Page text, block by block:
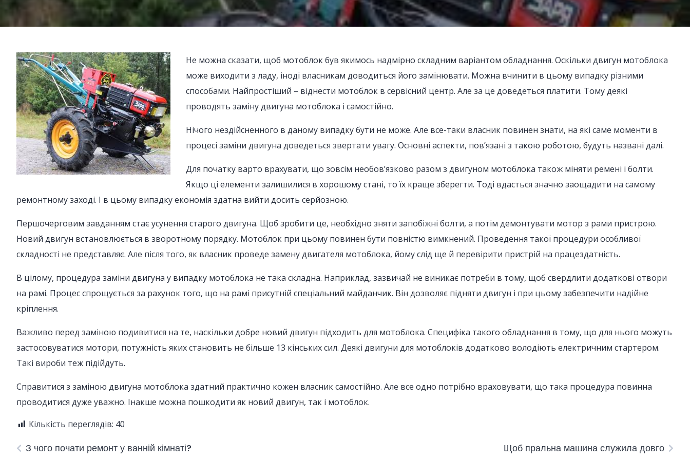
Не можна сказати, щоб мотоблок був якимось надмірно складним варіантом обладнання. Оскільки двигун мотоблока
може виходити з ладу, іноді власникам доводиться його замінювати. Можна вчинити в цьому випадку різними
способами. Найпростіший – віднести мотоблок в сервісний центр. Але за це доведеться платити. Тому деякі
проводять заміну двигуна мотоблока і самостійно.
Нічого нездійсненного в даному випадку бути не може. Але все-таки власник повинен знати, на які саме моменти в
процесі заміни двигуна доведеться звертати увагу. Основні аспекти, пов’язані з такою роботою, будуть названі далі.
Для початку варто врахувати, що зовсім необов’язково разом з двигуном мотоблока також міняти ремені і болти.
Якщо ці елементи залишилися в хорошому стані, то їх краще зберегти. Тоді вдасться значно заощадити на самому
ремонтному заході. І в цьому випадку економія здатна вийти досить серйозною.
Першочерговим завданням стає усунення старого двигуна. Щоб зробити це, необхідно зняти запобіжні болти, а потім демонтувати мотор з рами пристрою.
Новий двигун встановлюється в зворотному порядку. Мотоблок при цьому повинен бути повністю вимкнений. Проведення такої процедури особливої
складності не представляє. Але після того, як власник проведе замену двигателя мотоблока, йому слід ще й перевірити пристрій на працездатність.
В цілому, процедура заміни двигуна у випадку мотоблока не така складна. Наприклад, зазвичай не виникає потреби в тому, щоб свердлити додаткові отвори
на рамі. Процес спрощується за рахунок того, що на рамі присутній спеціальний майданчик. Він дозволяє підняти двигун і при цьому забезпечити надійне
кріплення.
Важливо перед заміною подивитися на те, наскільки добре новий двигун підходить для мотоблока. Специфіка такого обладнання в тому, що для нього можуть
застосовуватися мотори, потужність яких становить не більше 13 кінських сил. Деякі двигуни для мотоблоків додатково володіють електричним стартером.
Такі вироби теж підійдуть.
Справитися з заміною двигуна мотоблока здатний практично кожен власник самостійно. Але все одно потрібно враховувати, що така процедура повинна
проводитися дуже уважно. Інакше можна пошкодити як новий двигун, так і мотоблок.
Кількість переглядів: 40
З чого почати ремонт у ванній кімнаті? Щоб пральна машина служила довго